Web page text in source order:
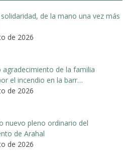
de la mano una vez más
de 2026
agradecimiento de la familia
el incendio en la barr…
de 2026
nuevo pleno ordinario del
de Arahal
de 2026